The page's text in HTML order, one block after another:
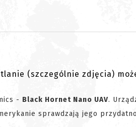
(szczególnie zdjęcia)
- Black Hornet Nano UAV.
sprawdzają jego